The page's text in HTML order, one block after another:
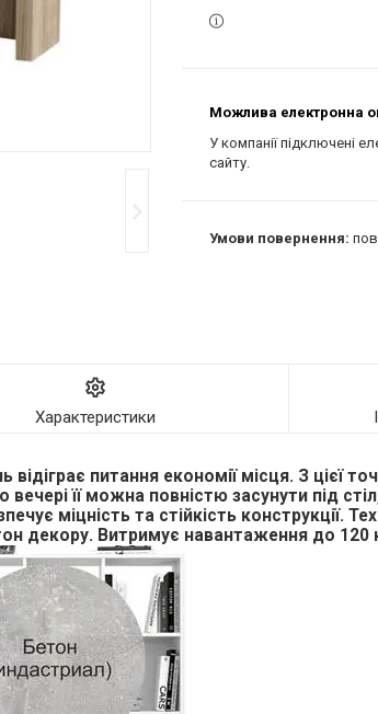
У компанії підключені
сайту.
Характеристики
питання економії місця. З цієї
вечері її можна повністю засунути під
міцність та стійкість конструкції.
декору. Витримує навантаження до 120